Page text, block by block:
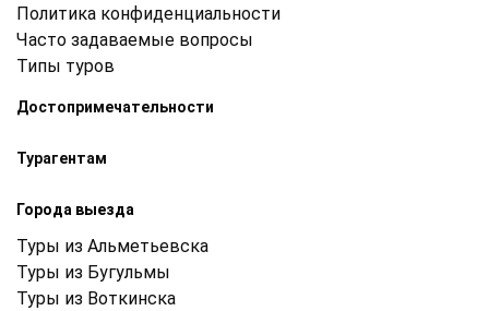
Политика конфиденциальности
Часто задаваемые вопросы
Типы туров
Достопримечательности
Турагентам
Города выезда
Туры из Альметьевска
Туры из Бугульмы
Туры из Воткинска